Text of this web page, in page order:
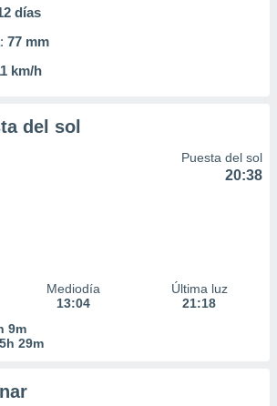
días
77 mm
km/h
del sol
Puesta del sol
20:38
Mediodía
13:04
Última luz
21:18
9m
5h 29m